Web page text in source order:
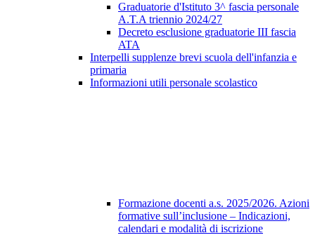
Graduatorie d'Istituto 3^ fascia personale
A.T.A triennio 2024/27
Decreto esclusione graduatorie III fascia
ATA
Interpelli supplenze brevi scuola dell'infanzia e
primaria
Informazioni utili personale scolastico
Formazione docenti a.s. 2025/2026. Azioni
formative sull’inclusione – Indicazioni,
calendari e modalità di iscrizione